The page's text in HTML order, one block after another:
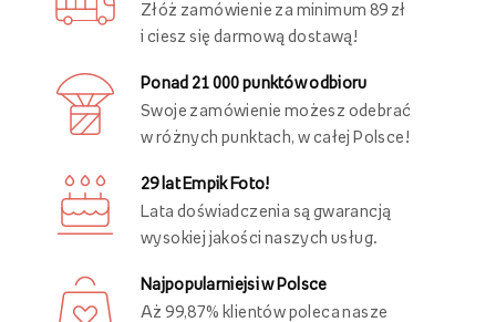
Złóż zamówienie za minimum 89 zł
i ciesz się darmową dostawą!
Ponad 21 000 punktów odbioru
Swoje zamówienie możesz odebrać
w różnych punktach, w całej Polsce!
29 lat Empik Foto!
Lata doświadczenia są gwarancją
wysokiej jakości naszych usług.
Najpopularniejsi w Polsce
Aż 99,87% klientów poleca nasze